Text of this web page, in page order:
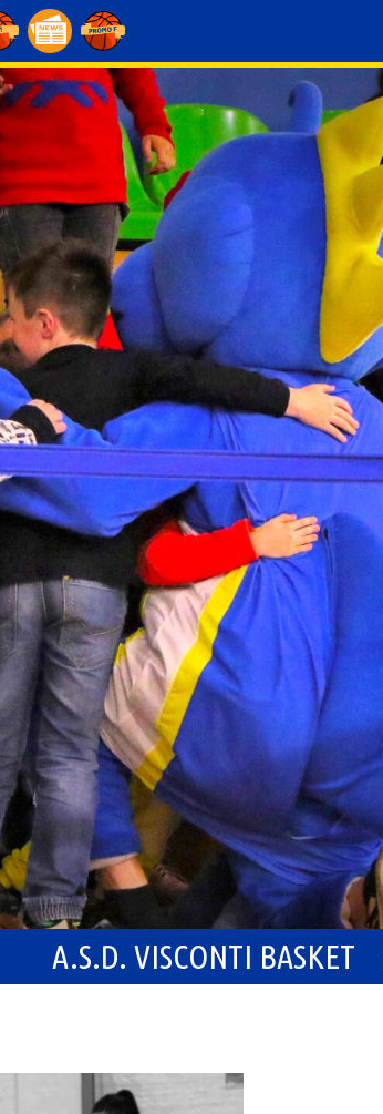
A.S.D. VISCONTI BASKET